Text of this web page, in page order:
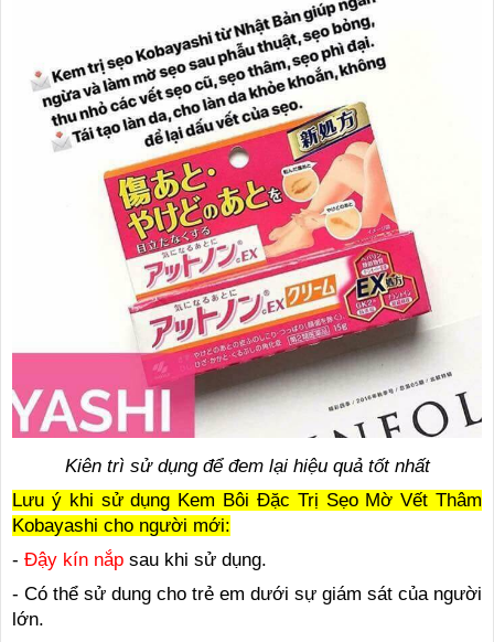
Kiên trì sử dụng để đem lại hiệu quả tốt nhất
Lưu ý khi sử dụng Kem Bôi Đặc Trị Sẹo Mờ Vết Thâm
Kobayashi cho người mới:
- Đậy kín nắp sau khi sử dụng.
- Có thể sử dung cho trẻ em dưới sự giám sát của người
lớn.